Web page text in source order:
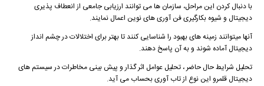
با دنبال کردن این مراحل، سازمان ها می توانند ارزیابی جامعی از انعطاف پذیری
دیجیتال و شیوه بکارگیری فن آوری های نوین اعمال نمایند.
آنها میتوانند زمینه های بهبود را شناسایی کنند تا بهتر برای اختلالات در چشم انداز
دیجیتال آماده شوند و به آن پاسخ دهند.
تحلیل شرایط حال حاضر ، تحلیل عوامل اثر گذار و پیش بینی مخاطرات در سیستم های
دیجیتال قلمرو این نوع از تاب آوری بحساب می آید.